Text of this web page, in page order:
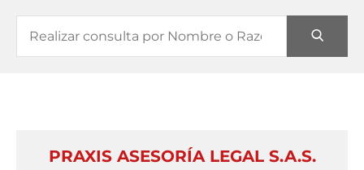
PRAXIS ASESORÍA LEGAL S.A.S.